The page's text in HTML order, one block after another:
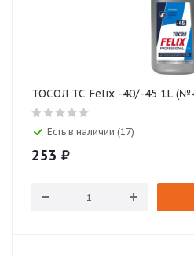
ТОСОЛ ТС Felix -40/-45 1L
Есть в наличии (17)
253 ₽